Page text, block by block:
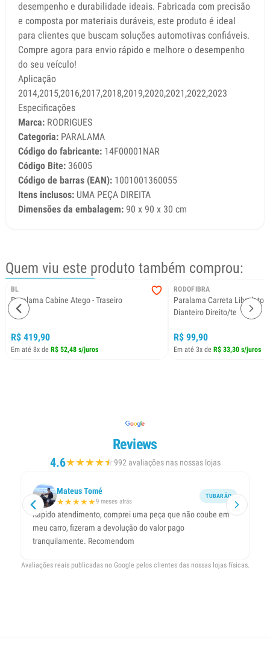
desempenho e durabilidade ideais. Fabricada com precisão
e composta por materiais duráveis, este produto é ideal
para clientes que buscam soluções automotivas confiáveis.
Compre agora para envio rápido e melhore o desempenho
do seu veículo!
Aplicação
2014,2015,2016,2017,2018,2019,2020,2021,2022,2023
Especificações
Marca: RODRIGUES
Categoria: PARALAMA
Código do fabricante: 14F00001NAR
Código Bite: 36005
Código de barras (EAN): 1001001360055
Itens inclusos: UMA PEÇA DIREITA
Dimensões da embalagem: 90 x 90 x 30 cm
Quem viu este produto também comprou:
BL
Paralama Cabine Atego - Traseiro
R$ 419,90
Em até 8x de R$ 52,48 s/juros
RODOFIBRA
Paralama Carreta Librelato
Dianteiro Direito/te
R$ 99,90
Em até 3x de R$ 33,30 s/juros
Reviews
4.6★★★★★
★992 avaliações nas nossas lojas
Mateus Tomé
★★★★★9 meses atrás
TUBARÃO
Rápido atendimento, comprei uma peça que não coube em
meu carro, fizeram a devolução do valor pago
tranquilamente. Recomendom
Avaliações reais publicadas no Google pelos clientes das nossas lojas físicas.